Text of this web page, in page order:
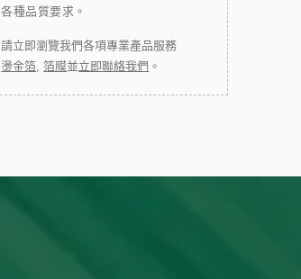
各種品質要求。
請立即瀏覽我們各項專業產品服務
燙金箔,箔膜並立即聯絡我們 。